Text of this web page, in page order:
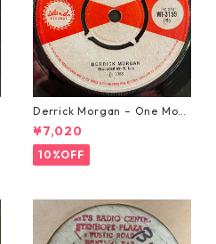
Derrick Morgan – One Morn
ing In May【7-21653】
¥7,020
10%OFF